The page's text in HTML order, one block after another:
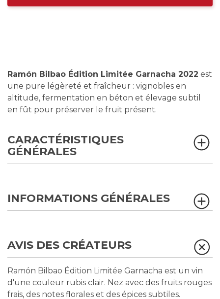
Ramón Bilbao Édition Limitée Garnacha 2022 est
une pure légèreté et fraîcheur : vignobles en
altitude, fermentation en béton et élevage subtil
en fût pour préserver le fruit présent.
CARACTÉRISTIQUES
GÉNÉRALES
INFORMATIONS GÉNÉRALES
AVIS DES CRÉATEURS
Ramón Bilbao Édition Limitée Garnacha est un vin
d'une couleur rubis clair. Nez avec des fruits rouges
frais, des notes florales et des épices subtiles.